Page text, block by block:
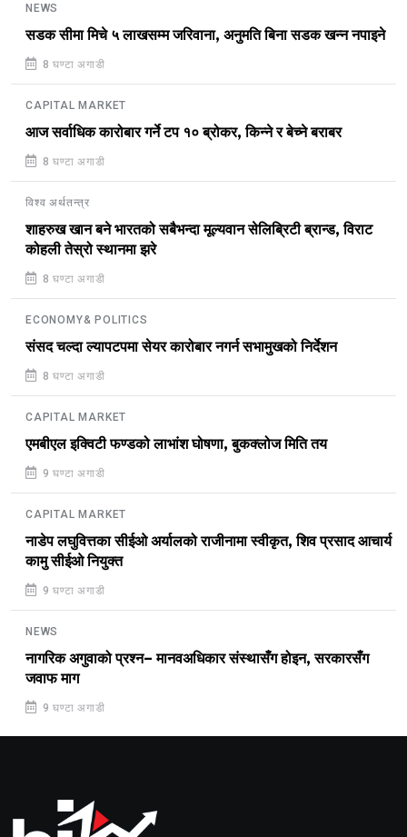
NEWS
सडक सीमा मिचे ५ लाखसम्म जरिवाना, अनुमति बिना सडक खन्न नपाइने
8 घण्टा अगाडी
CAPITAL MARKET
आज सर्वाधिक कारोबार गर्ने टप १० ब्रोकर, किन्ने र बेच्ने बराबर
8 घण्टा अगाडी
विश्व अर्थतन्त्र
शाहरुख खान बने भारतको सबैभन्दा मूल्यवान सेलिब्रिटी ब्रान्ड, विराट
कोहली तेस्रो स्थानमा झरे
8 घण्टा अगाडी
ECONOMY& POLITICS
संसद चल्दा ल्यापटपमा सेयर कारोबार नगर्न सभामुखको निर्देशन
8 घण्टा अगाडी
CAPITAL MARKET
एमबीएल इक्विटी फण्डको लाभांश घोषणा, बुकक्लोज मिति तय
9 घण्टा अगाडी
CAPITAL MARKET
नाडेप लघुवित्तका सीईओ अर्यालको राजीनामा स्वीकृत, शिव प्रसाद आचार्य
कामु सीईओ नियुक्त
9 घण्टा अगाडी
NEWS
नागरिक अगुवाको प्रश्न– मानवअधिकार संस्थासँग होइन, सरकारसँग
जवाफ माग
9 घण्टा अगाडी